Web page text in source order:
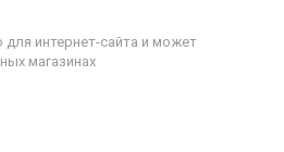
для интернет-сайта и может
магазинах